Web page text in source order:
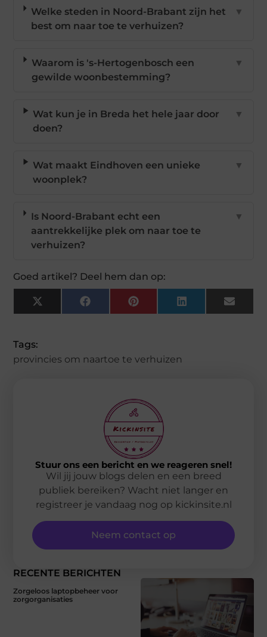
Welke steden in Noord-Brabant zijn het
best om naar toe te verhuizen?
▼
Waarom is 's-Hertogenbosch een
gewilde woonbestemming?
▼
Wat kun je in Breda het hele jaar door
doen?
▼
Wat maakt Eindhoven een unieke
woonplek?
▼
Is Noord-Brabant echt een
aantrekkelijke plek om naar toe te
verhuizen?
▼
Goed artikel? Deel hem dan op:
X
(Twitter)
FacebookPinterestLinkedIn Email
Tags:
provincies om naartoe te verhuizen
RECENTE BERICHTEN
Zorgeloos laptopbeheer voor
zorgorganisaties
Stuur ons een bericht en we reageren snel!
Wil jij jouw blogs delen en een breed
publiek bereiken? Wacht niet langer en
registreer je vandaag nog op kickinsite.nl
Neem contact op